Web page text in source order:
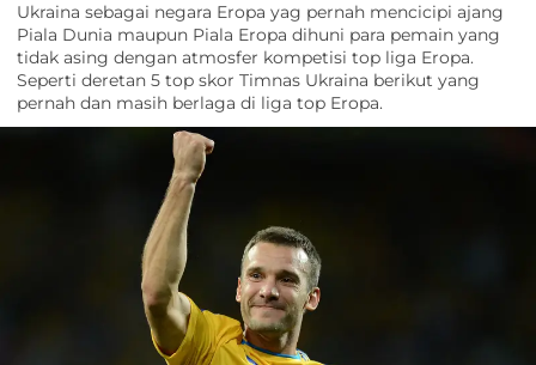
Ukraina sebagai negara Eropa yag pernah mencicipi ajang
Piala Dunia maupun Piala Eropa dihuni para pemain yang
tidak asing dengan atmosfer kompetisi top liga Eropa.
Seperti deretan 5 top skor Timnas Ukraina berikut yang
pernah dan masih berlaga di liga top Eropa.